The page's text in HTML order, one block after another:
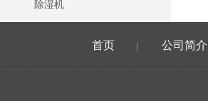
除湿机
首页 公司简介